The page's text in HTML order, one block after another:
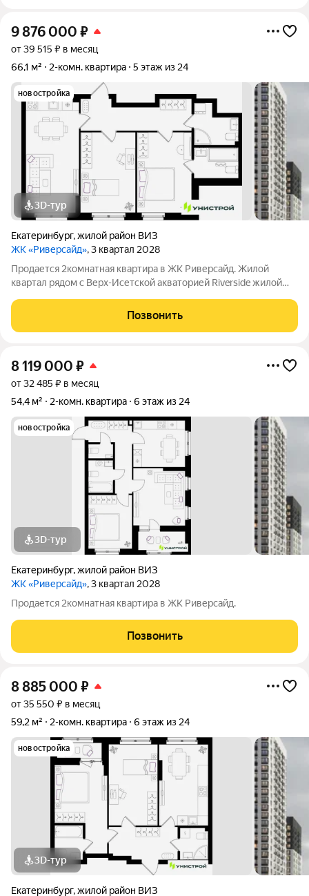
9 876 000 ₽
от 39 515 ₽ в месяц
66,1 м²
2-комн. квартира 5 этаж из 24
новостройка
3D-тур
Екатеринбург,жилой район ВИЗ
ЖК «Риверсайд», 3 квартал 2028
Продается 2комнатная квартира в ЖК Риверсайд. Жилой
квартал рядом с Верх-Исетской акваторией Riverside жилой
улицами Татищева и Крауля. ВИЗ один из самых
перспективных и наиболее востребованных
Позвонить
8 119 000 ₽
от 32 485 ₽ в месяц
54,4 м²
2-комн. квартира 6 этаж из 24
новостройка
3D-тур
Екатеринбург,жилой район ВИЗ
ЖК «Риверсайд», 3 квартал 2028
Продается 2комнатная квартира в ЖК Риверсайд.
Позвонить
8 885 000 ₽
от 35 550 ₽ в месяц
59,2 м²
2-комн. квартира 6 этаж из 24
новостройка
3D-тур
Екатеринбург,жилой район ВИЗ